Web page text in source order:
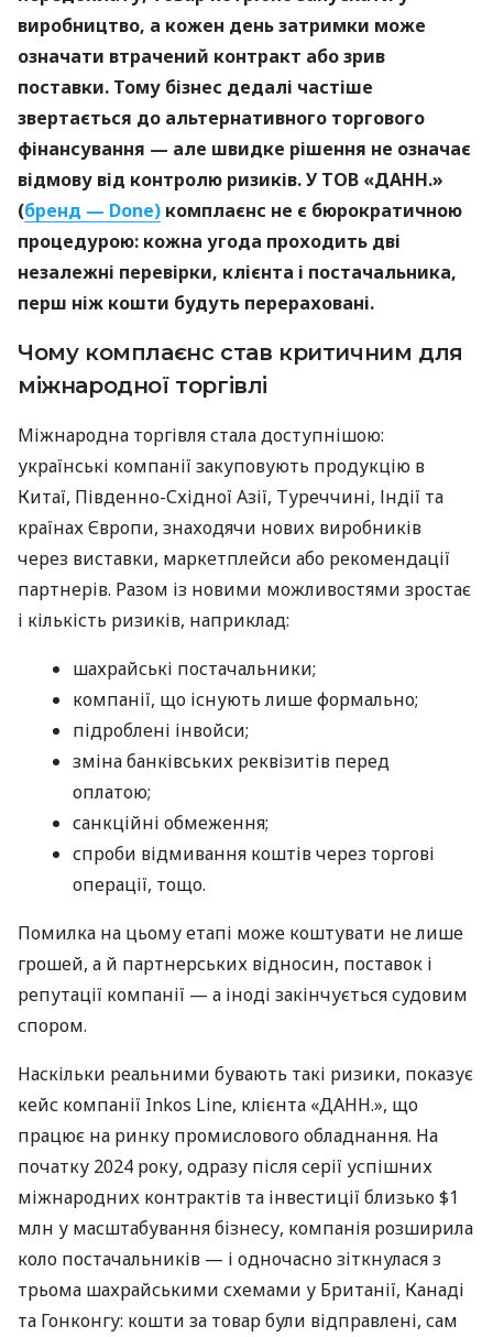
виробництво, а кожен день затримки може
означати втрачений контракт або зрив
поставки. Тому бізнес дедалі частіше
звертається до альтернативного торгового
фінансування — але швидке рішення не означає
відмову від контролю ризиків. У ТОВ «ДАНН.»
(бренд — Done) комплаєнс не є бюрократичною
процедурою: кожна угода проходить дві
незалежні перевірки, клієнта і постачальника,
перш ніж кошти будуть перераховані.
Чому комплаєнс став критичним для
міжнародної торгівлі
Міжнародна торгівля стала доступнішою:
українські компанії закуповують продукцію в
Китаї, Південно-Східної Азії, Туреччині, Індії та
країнах Європи, знаходячи нових виробників
через виставки, маркетплейси або рекомендації
партнерів. Разом із новими можливостями зростає
і кількість ризиків, наприклад:
шахрайські постачальники;
компанії, що існують лише формально;
підроблені інвойси;
зміна банківських реквізитів перед
оплатою;
санкційні обмеження;
спроби відмивання коштів через торгові
операції, тощо.
Помилка на цьому етапі може коштувати не лише
грошей, а й партнерських відносин, поставок і
репутації компанії — а іноді закінчується судовим
спором.
Наскільки реальними бувають такі ризики, показує
кейс компанії Inkos Line, клієнта «ДАНН.», що
працює на ринку промислового обладнання. На
початку 2024 року, одразу після серії успішних
міжнародних контрактів та інвестиції близько $1
млн у масштабування бізнесу, компанія розширила
коло постачальників — і одночасно зіткнулася з
трьома шахрайськими схемами у Британії, Канаді
та Гонконгу: кошти за товар були відправлені, сам